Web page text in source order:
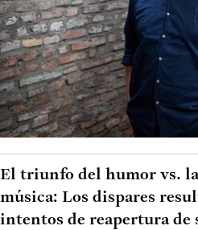
El triunfo del humor vs.
música: Los dispares
intentos de reapertura de